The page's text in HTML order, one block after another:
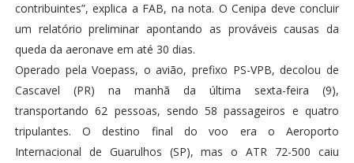
contribuintes”, explica a FAB, na nota. O Cenipa deve concluir
um relatório preliminar apontando as prováveis causas da
queda da aeronave em até 30 dias.
Operado pela Voepass, o avião, prefixo PS-VPB, decolou de
Cascavel (PR) na manhã da última sexta-feira (9),
transportando 62 pessoas, sendo 58 passageiros e quatro
tripulantes. O destino final do voo era o Aeroporto
Internacional de Guarulhos (SP), mas o ATR 72-500 caiu